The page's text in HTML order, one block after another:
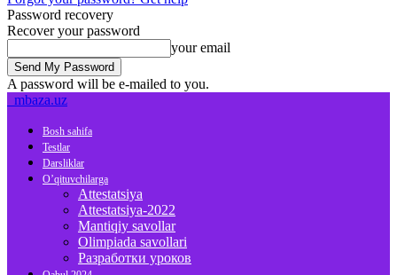
Password recovery
Recover your password
your email
A password will be e-mailed to you.
mbaza.uz
Bosh sahifa
Testlar
Darsliklar
O’qituvchilarga
Attestatsiya
Attestatsiya-2022
Mantiqiy savollar
Olimpiada savollari
Разработки уроков